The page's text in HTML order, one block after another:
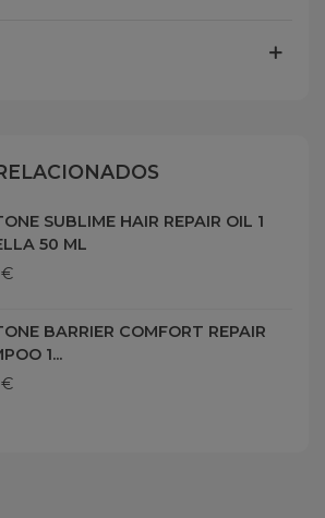
SUBLIME HAIR REPAIR OIL 1
50 ML
€
BARRIER COMFORT REPAIR
1...
€